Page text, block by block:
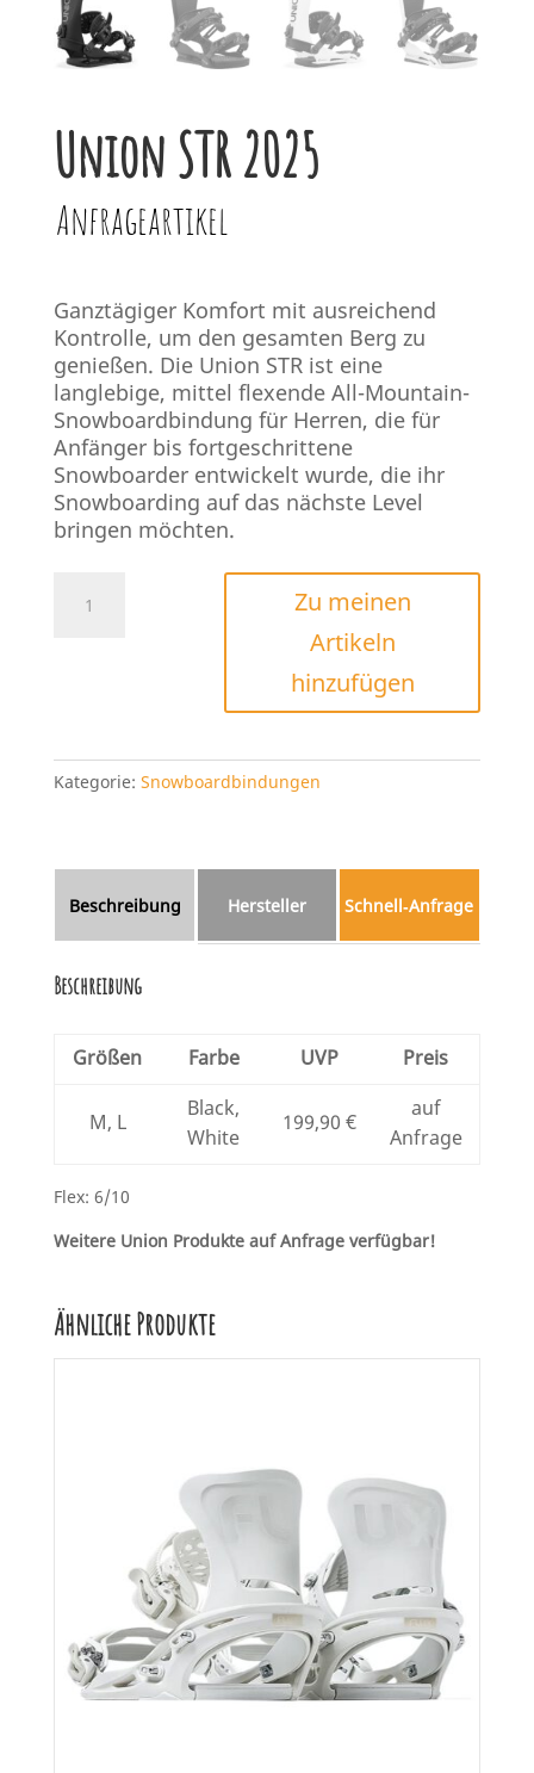
Union STR 2025
Anfrageartikel
Ganztägiger Komfort mit ausreichend
Kontrolle, um den gesamten Berg zu
genießen. Die Union STR ist eine
langlebige, mittel flexende All-Mountain-
Snowboardbindung für Herren, die für
Anfänger bis fortgeschrittene
Snowboarder entwickelt wurde, die ihr
Snowboarding auf das nächste Level
bringen möchten.
Zu meinen
Artikeln
hinzufügen
Kategorie: Snowboardbindungen
Beschreibung Hersteller Schnell‑Anfrage
Beschreibung
Größen Farbe UVP Preis
M, L
Black,
White
199,90 €
auf
Anfrage
Flex: 6/10
Weitere Union Produkte auf Anfrage verfügbar!
Ähnliche Produkte